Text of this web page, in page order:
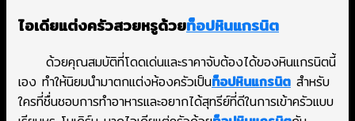
ไอเดียแต่งครัวสวยหรูด้วยท็อปหินแกรนิต
ด้วยคุณสมบัติที่โดดเด่นและราคาจับต้องได้ของหินแกรนิตนี้
เอง ทำให้นิยมนำมาตกแต่งห้องครัวเป็นท็อปหินแกรนิต สำหรับ
ใครที่ชื่นชอบการทำอาหารและอยากได้สุทรีย์ที่ดีในการเข้าครัวแบบ